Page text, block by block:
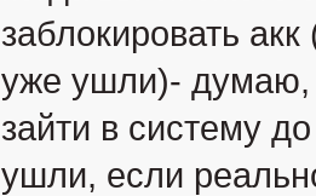
заблокировать
уже ушли)- думаю,
зайти в систему
ушли, если